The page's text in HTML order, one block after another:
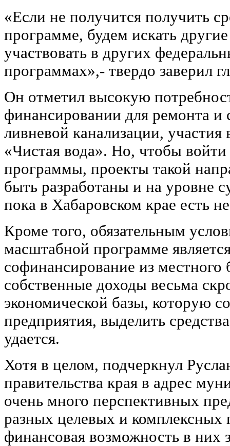
«Если не получится получить
программе, будем искать
участвовать в других
программах»,- твердо заверил
Он отметил высокую
финансировании для ремонта и
ливневой канализации, участия
«Чистая вода». Но, чтобы
программы, проекты такой
быть разработаны и на уровне
пока в Хабаровском крае есть
Кроме того, обязательным
масштабной программе
софинансирование из
собственные доходы весьма
экономической базы, которую
предприятия, выделить
удается.
Хотя в целом, подчеркнул
правительства края в адрес
очень много перспективных
разных целевых и
финансовая возможность в них